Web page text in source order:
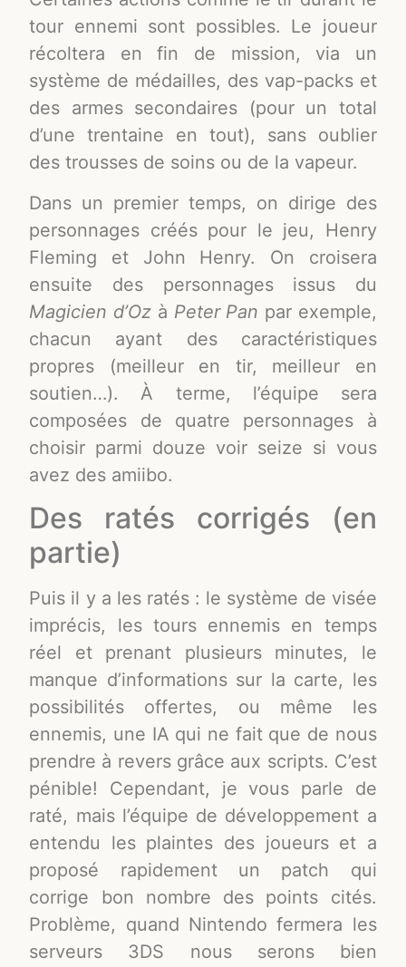
tour ennemi sont possibles. Le joueur
récoltera en fin de mission, via un
système de médailles, des vap-packs et
des armes secondaires (pour un total
d’une trentaine en tout), sans oublier
des trousses de soins ou de la vapeur.
Dans un premier temps, on dirige des
personnages créés pour le jeu, Henry
Fleming et John Henry. On croisera
ensuite des personnages issus du
Magicien d’Oz à Peter Pan par exemple,
chacun ayant des caractéristiques
propres (meilleur en tir, meilleur en
soutien…). À terme, l’équipe sera
composées de quatre personnages à
choisir parmi douze voir seize si vous
avez des amiibo.
Des ratés corrigés (en
partie)
Puis il y a les ratés : le système de visée
imprécis, les tours ennemis en temps
réel et prenant plusieurs minutes, le
manque d’informations sur la carte, les
possibilités offertes, ou même les
ennemis, une IA qui ne fait que de nous
prendre à revers grâce aux scripts. C’est
pénible! Cependant, je vous parle de
raté, mais l’équipe de développement a
entendu les plaintes des joueurs et a
proposé rapidement un patch qui
corrige bon nombre des points cités.
Problème, quand Nintendo fermera les
serveurs 3DS nous serons bien